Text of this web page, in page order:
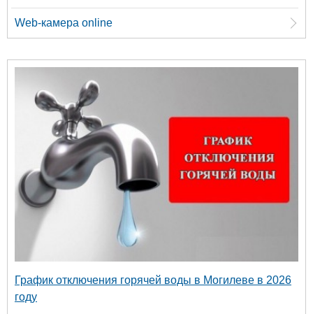
Web-камера online
График отключения горячей воды в Могилеве в 2026
году